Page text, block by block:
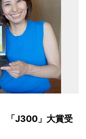
「J300」大賞受